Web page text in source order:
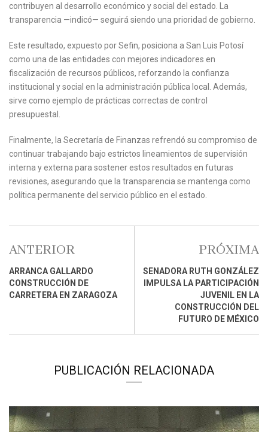
contribuyen al desarrollo económico y social del estado. La
transparencia —indicó— seguirá siendo una prioridad de gobierno.
Este resultado, expuesto por Sefin, posiciona a San Luis Potosí
como una de las entidades con mejores indicadores en
fiscalización de recursos públicos, reforzando la confianza
institucional y social en la administración pública local. Además,
sirve como ejemplo de prácticas correctas de control
presupuestal.
Finalmente, la Secretaría de Finanzas refrendó su compromiso de
continuar trabajando bajo estrictos lineamientos de supervisión
interna y externa para sostener estos resultados en futuras
revisiones, asegurando que la transparencia se mantenga como
política permanente del servicio público en el estado.
ANTERIOR
ARRANCA GALLARDO
CONSTRUCCIÓN DE
CARRETERA EN ZARAGOZA
PRÓXIMA
SENADORA RUTH GONZÁLEZ
IMPULSA LA PARTICIPACIÓN
JUVENIL EN LA
CONSTRUCCIÓN DEL
FUTURO DE MÉXICO
PUBLICACIÓN RELACIONADA